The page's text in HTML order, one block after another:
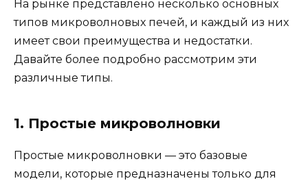
На рынке представлено несколько основных
типов микроволновых печей, и каждый из них
имеет свои преимущества и недостатки.
Давайте более подробно рассмотрим эти
различные типы.
1. Простые микроволновки
Простые микроволновки — это базовые
модели, которые предназначены только для